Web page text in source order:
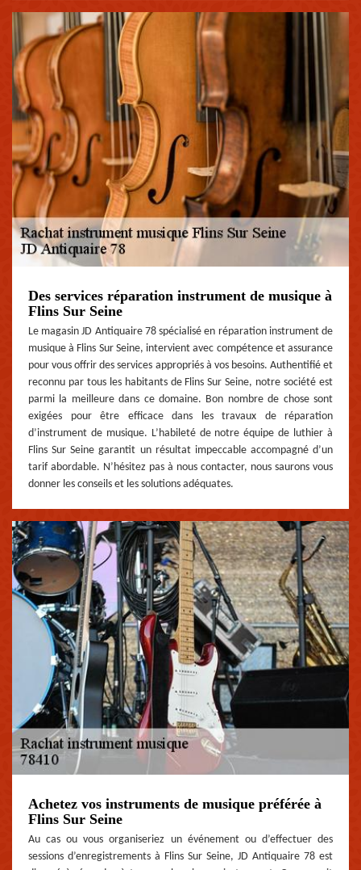
Des services réparation instrument de musique à
Flins Sur Seine
Le magasin JD Antiquaire 78 spécialisé en réparation instrument de
musique à Flins Sur Seine, intervient avec compétence et assurance
pour vous offrir des services appropriés à vos besoins. Authentifié et
reconnu par tous les habitants de Flins Sur Seine, notre société est
parmi la meilleure dans ce domaine. Bon nombre de chose sont
exigées pour être efficace dans les travaux de réparation
d’instrument de musique. L’habileté de notre équipe de luthier à
Flins Sur Seine garantit un résultat impeccable accompagné d’un
tarif abordable. N’hésitez pas à nous contacter, nous saurons vous
donner les conseils et les solutions adéquates.
Achetez vos instruments de musique préférée à
Flins Sur Seine
Au cas ou vous organiseriez un événement ou d’effectuer des
sessions d’enregistrements à Flins Sur Seine, JD Antiquaire 78 est